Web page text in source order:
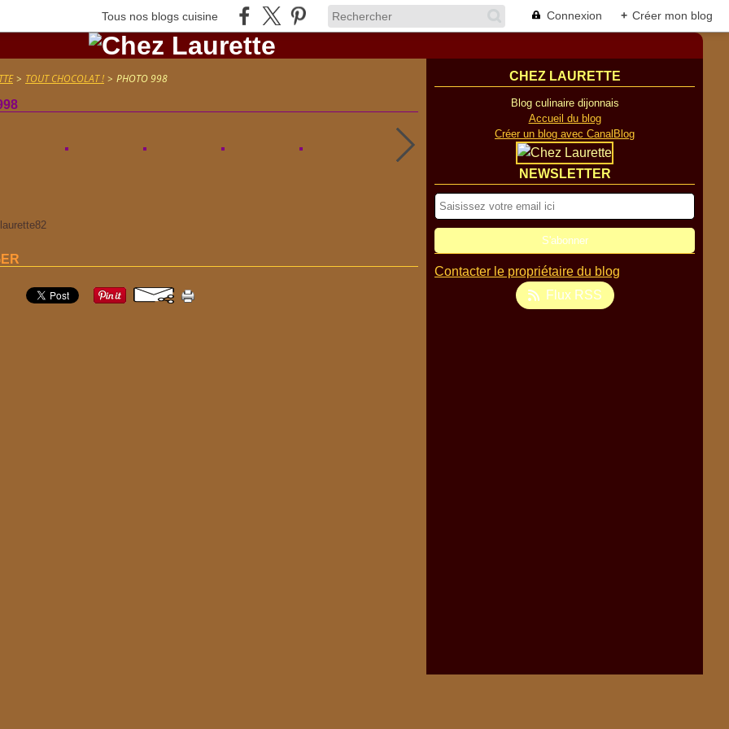
Tous nos blogs cuisine Connexion + Créer mon blog
> TOUT CHOCOLAT ! > PHOTO 998
CHEZ LAURETTE
Blog culinaire dijonnais
Accueil du blog
Créer un blog avec CanalBlog
NEWSLETTER
Contacter le propriétaire du blog
Flux RSS